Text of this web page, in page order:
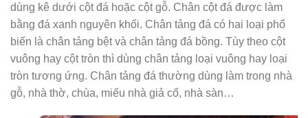
dùng kê dưới cột đá hoặc cột gỗ. Chân cột đá được làm
bằng đá xanh nguyên khối. Chân tảng đá có hai loại phổ
biến là chân tảng bệt và chân tảng đá bồng. Tùy theo cột
vuông hay cột tròn thì dùng chân tảng loại vuông hay loại
tròn tương ứng. Chân tảng đá thường dùng làm trong nhà
gỗ, nhà thờ, chùa, miếu nhà giả cổ, nhà sàn…